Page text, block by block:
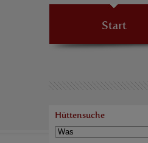
Start
Hüttensuche